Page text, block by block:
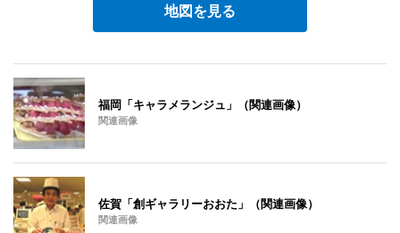
地図を見る
福岡「キャラメランジュ」（関連画像）
関連画像
佐賀「創ギャラリーおおた」（関連画像）
関連画像